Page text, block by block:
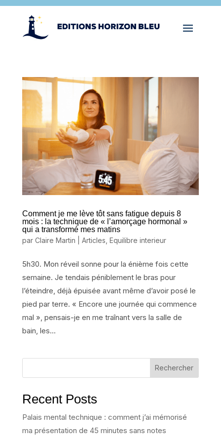
Comment je me lève tôt sans fatigue depuis 8
mois : la technique de « l’amorçage hormonal »
qui a transformé mes matins
par Claire Martin Articles Equilibre interieur
5h30. Mon réveil sonne pour la énième fois cette
semaine. Je tendais péniblement le bras pour
l’éteindre, déjà épuisée avant même d’avoir posé le
pied par terre. « Encore une journée qui commence
mal », pensais-je en me traînant vers la salle de
bain, les...
Rechercher
Recent Posts
Palais mental technique : comment j’ai mémorisé
ma présentation de 45 minutes sans notes